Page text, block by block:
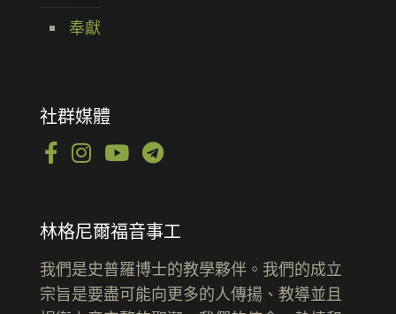
奉獻
社群媒體
林格尼爾福音事工
我們是史普羅博士的教學夥伴。我們的成立
宗旨是要盡可能向更多的人傳揚、教導並且